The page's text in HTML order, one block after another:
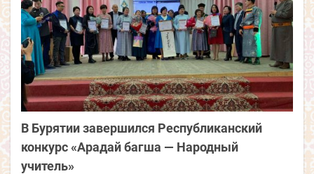
В Бурятии завершился Республиканский
конкурс «Арадай багша — Народный
учитель»